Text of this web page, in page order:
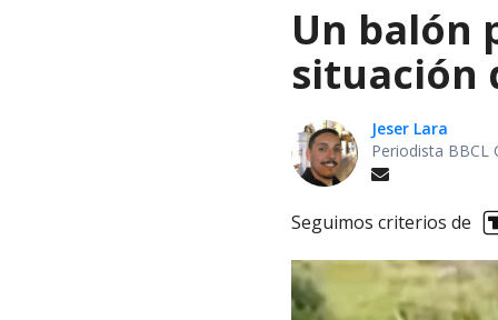
Un balón
situación
Jeser Lara
Periodista BBCL
Seguimos criterios de